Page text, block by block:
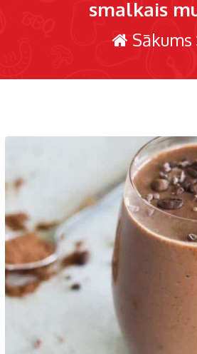
smalkais
Sākums